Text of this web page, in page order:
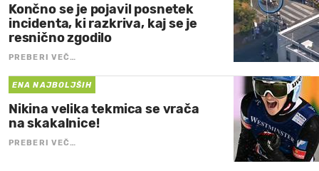
Končno se je pojavil posnetek
incidenta, ki razkriva, kaj se je
resnično zgodilo
PREBERI VEČ…
ENA NAJBOLJŠIH
Nikina velika tekmica se vrača
na skakalnice!
PREBERI VEČ…